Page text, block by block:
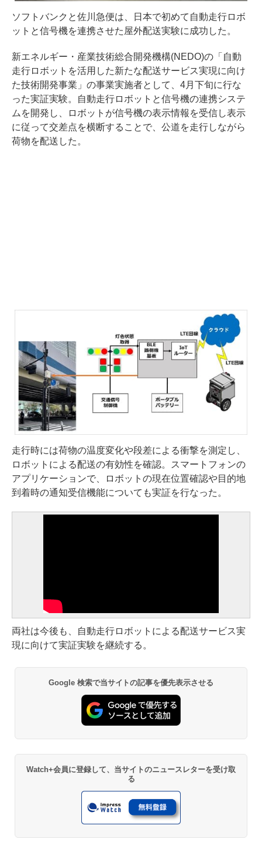
ソフトバンクと佐川急便は、日本で初めて自動走行ロボ
ットと信号機を連携させた屋外配送実験に成功した。
新エネルギー・産業技術総合開発機構(NEDO)の「自動
走行ロボットを活用した新たな配送サービス実現に向け
た技術開発事業」の事業実施者として、4月下旬に行な
った実証実験。自動走行ロボットと信号機の連携システ
ムを開発し、ロボットが信号機の表示情報を受信し表示
に従って交差点を横断することで、公道を走行しながら
荷物を配送した。
走行時には荷物の温度変化や段差による衝撃を測定し、
ロボットによる配送の有効性を確認。スマートフォンの
アプリケーションで、ロボットの現在位置確認や目的地
到着時の通知受信機能についても実証を行なった。
両社は今後も、自動走行ロボットによる配送サービス実
現に向けて実証実験を継続する。
Google 検索で当サイトの記事を優先表示させる
Watch+会員に登録して、当サイトのニュースレターを受け取
る